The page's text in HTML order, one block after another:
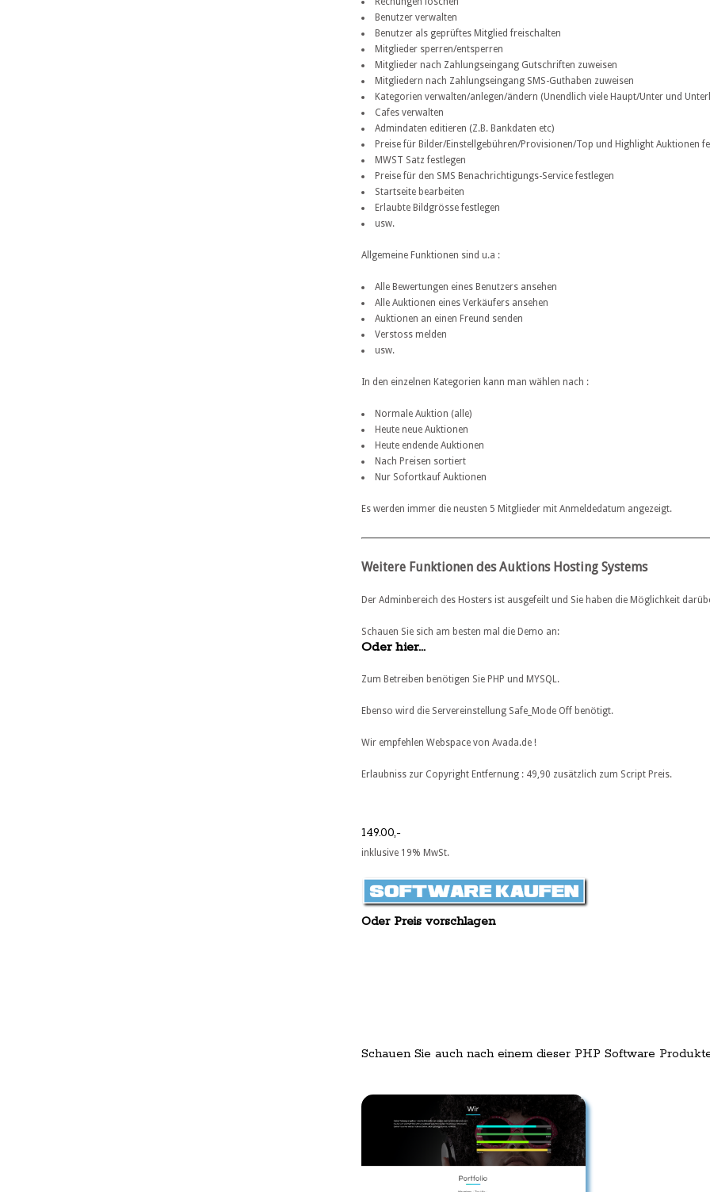
Benutzer verwalten
Benutzer als geprüftes Mitglied freischalten
Mitglieder sperren/entsperren
Mitglieder nach Zahlungseingang Gutschriften zuweisen
Mitgliedern nach Zahlungseingang SMS-Guthaben zuweisen
Kategorien verwalten/anlegen/ändern (Unendlich viele Haupt/Unter und
Cafes verwalten
Admindaten editieren (Z.B. Bankdaten etc)
Preise für Bilder/Einstellgebühren/Provisionen/Top und Highlight Auktionen
MWST Satz festlegen
Preise für den SMS Benachrichtigungs-Service festlegen
Startseite bearbeiten
Erlaubte Bildgrösse festlegen
usw.
Allgemeine Funktionen sind u.a :
Alle Bewertungen eines Benutzers ansehen
Alle Auktionen eines Verkäufers ansehen
Auktionen an einen Freund senden
Verstoss melden
usw.
In den einzelnen Kategorien kann man wählen nach :
Normale Auktion (alle)
Heute neue Auktionen
Heute endende Auktionen
Nach Preisen sortiert
Nur Sofortkauf Auktionen
Es werden immer die neusten 5 Mitglieder mit Anmeldedatum angezeigt.
Weitere Funktionen des Auktions Hosting Systems
Der Adminbereich des Hosters ist ausgefeilt und Sie haben die Möglichkeit
Schauen Sie sich am besten mal die Demo an:
Oder hier...
Zum Betreiben benötigen Sie PHP und MYSQL.
Ebenso wird die Servereinstellung Safe_Mode Off benötigt.
Wir empfehlen Webspace von Avada.de !
Erlaubniss zur Copyright Entfernung : 49,90 zusätzlich zum Script Preis.
149.00,-
inklusive 19% MwSt.
Oder Preis vorschlagen
Schauen Sie auch nach einem dieser PHP Software